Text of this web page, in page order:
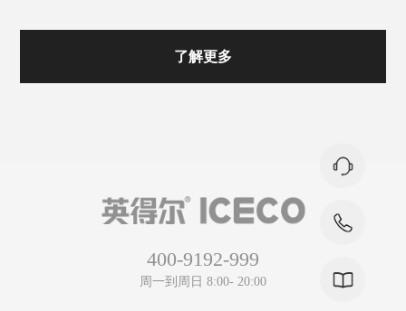
了解更多
400-9192-999
周一到周日 8:00- 20:00